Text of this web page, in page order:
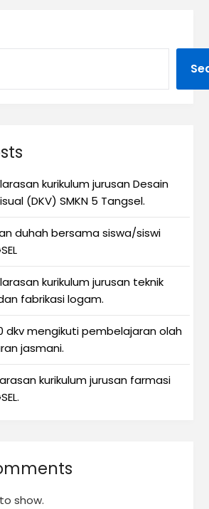
kurikulum jurusan Desain
(DKV) SMKN 5 Tangsel.
duhah bersama siswa/siswi
kurikulum jurusan teknik
fabrikasi logam.
dkv mengikuti pembelajaran olah
jasmani.
kurikulum jurusan farmasi
show.